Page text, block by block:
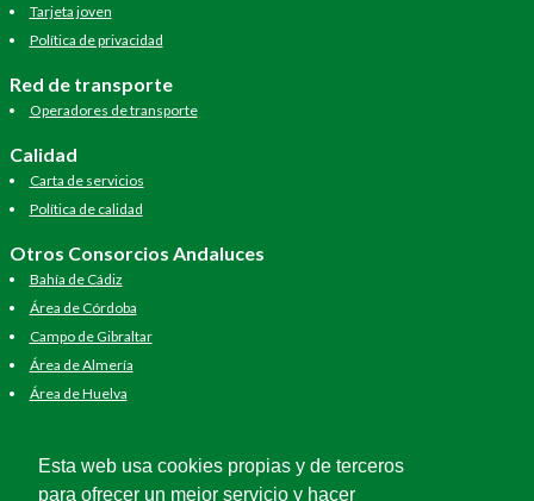
Tarjeta joven
Política de privacidad
Red de transporte
Operadores de transporte
Calidad
Carta de servicios
Política de calidad
Otros Consorcios Andaluces
Bahía de Cádiz
Área de Córdoba
Campo de Gibraltar
Área de Almería
Área de Huelva
Esta web usa cookies propias y de terceros
para ofrecer un mejor servicio y hacer